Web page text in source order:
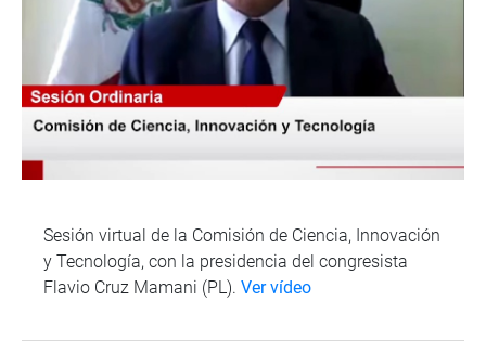
Sesión virtual de la Comisión de Ciencia, Innovación
y Tecnología, con la presidencia del congresista
Flavio Cruz Mamani (PL). Ver vídeo